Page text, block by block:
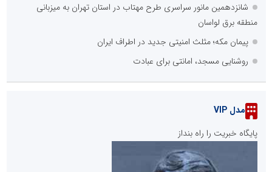
شانزدهمین مانور سراسری طرح مهتاب در استان تهران به میزبانی
منطقه برق لواسان
پیمان مکه؛ مثلث امنیتی جدید در اطراف ایران
روشنایی مسجد، امانتی برای عبادت
مدل VIP
پایگاه خبریت را راه بنداز